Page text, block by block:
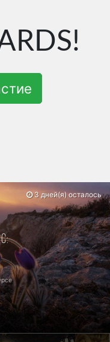
3 дней(я) осталось